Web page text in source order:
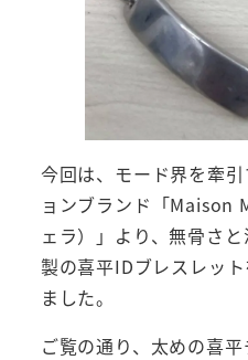
今回は、モード界を牽
ョンブランド「Maison
ェラ）」より、無骨さ
製の喜平IDブレスレッ
ました。
ご覧の通り、太めの喜